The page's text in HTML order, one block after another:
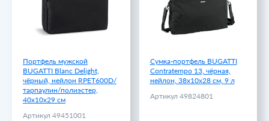
Портфель мужской
BUGATTI Blanc Delight,
чёрный, нейлон RPET600D/
тарпаулин/полиэстер,
40х10х29 см
Артикул 49451001
Артикул 49451001
11348.83 ₽
Сумка-портфель BUGATTI
Contratempo 13, чёрная,
нейлон, 38х10х28 см, 9 л
Артикул 49824801
12230 ₽